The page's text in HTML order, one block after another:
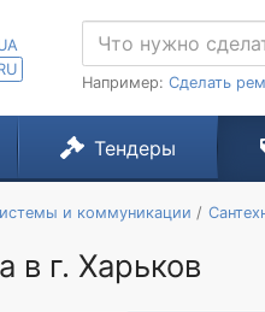
Например: Сделать
Тендеры
и коммуникации
в г. Харьков